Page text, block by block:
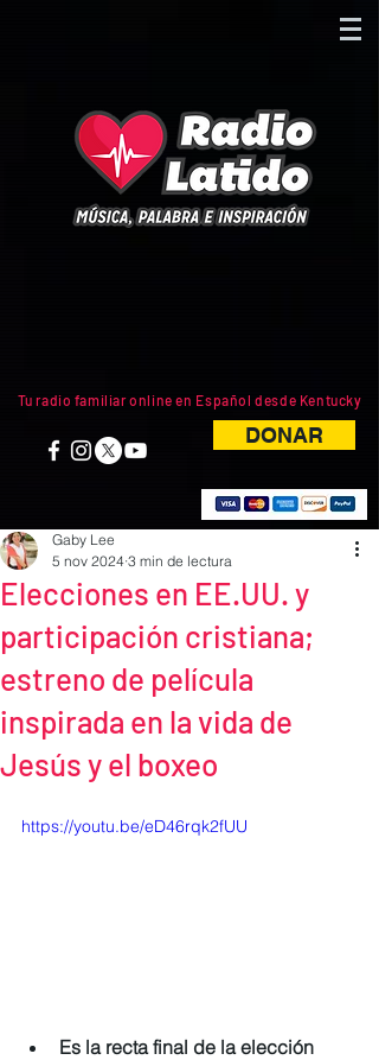
Tu radio familiar online en Español desde Kentucky
DONAR
Elecciones en EE.UU. y
participación cristiana;
estreno de película
inspirada en la vida de
Jesús y el boxeo
Gaby Lee
5 nov 2024 3 min de lectura
https://youtu.be/eD46rqk2fUU
Es la recta final de la elección